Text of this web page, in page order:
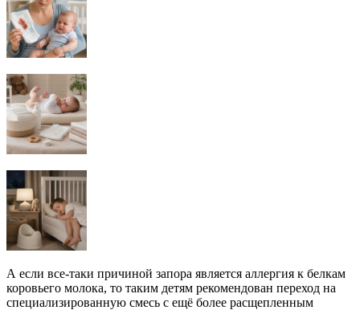
А если все-таки причиной запора является аллергия к белкам
коровьего молока, то таким детям рекомендован переход на
специализированную смесь с ещё более расщепленным